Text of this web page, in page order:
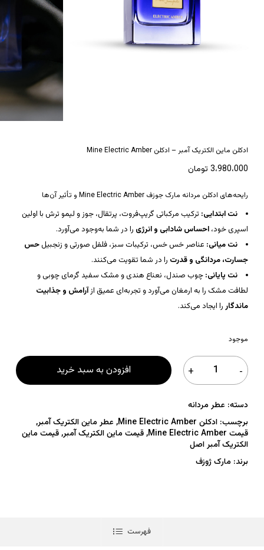
ادکلن ماین الکتریک آمبر – ادکلن Mine Electric Amber
3،980،000 تومان
رایحه‌های ادکلن مردانه مارک جوزف Mine Electric Amber و تأثیر آن‌ها
نت ابتدایی: ترکیب مرکباتی گریپ‌فروت، پرتقال، جوز و لیمو ترش با اولین
اسپری خود، احساس شادابی و انرژی را در شما به‌وجود می‌آورد.
نت میانی: عناصر خس خس، ترکیبات سبز، فلفل صورتی و زنجبیلحس
جسارت، مردانگی و قدرت را در شما تقویت می‌کنند.
نت پایانی: چوب صندل، نعناع هندی و مشک سفید گرمای چوبی و
لطافت مشک را به ارمغان می‌آورد و تجربه‌ای عمیق ازآرامش و جذابیت
ماندگاررا ایجاد می‌کند.
موجود
افزودن به سبد خرید
دسته: عطر مردانه
برچسب: ادکلن Mine Electric Amber , عطر ماین الکتریک آمبر,
قیمت Mine Electric Amber
,قیمت ماین الکتریک آمبر,قیمت ماین
الکتریک آمبر اصل
برند: مارک ژوزف
فهرست